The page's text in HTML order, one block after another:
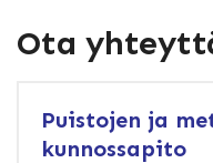
Ota
Puistojen ja
kunnossapito